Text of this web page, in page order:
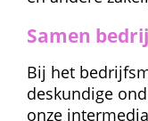
Samen
Bij het
deskundige
onze